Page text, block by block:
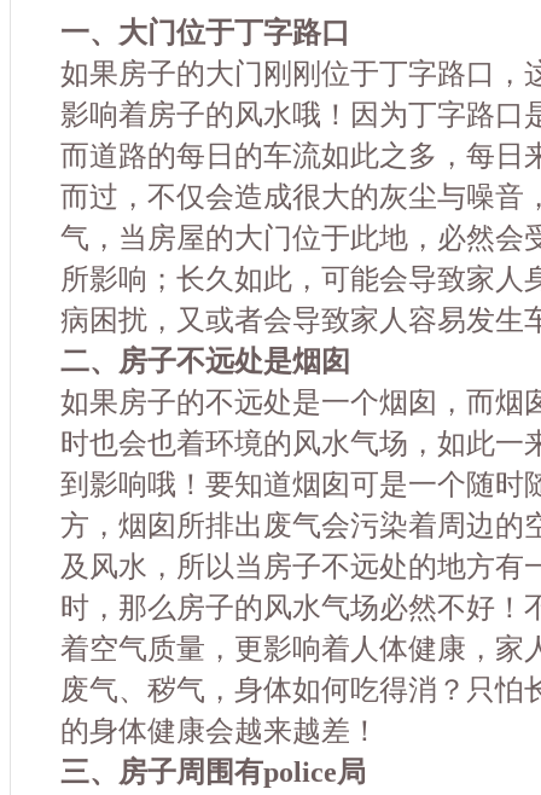
一、大门位于丁字路口
如果房子的大门刚刚位于丁字路口，
影响着房子的风水哦！因为丁字路口
而道路的每日的车流如此之多，每日
而过，不仅会造成很大的灰尘与噪音
气，当房屋的大门位于此地，必然会
所影响；长久如此，可能会导致家人
病困扰，又或者会导致家人容易发生
二、房子不远处是烟囱
如果房子的不远处是一个烟囱，而烟
时也会也着环境的风水气场，如此一
到影响哦！要知道烟囱可是一个随时
方，烟囱所排出废气会污染着周边的
及风水，所以当房子不远处的地方有
时，那么房子的风水气场必然不好！
着空气质量，更影响着人体健康，家
废气、秽气，身体如何吃得消？只怕
的身体健康会越来越差！
三、房子周围有police局